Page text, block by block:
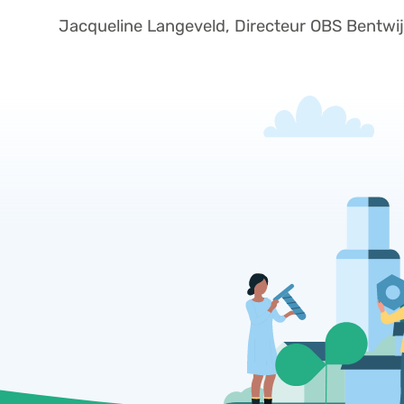
Jacqueline Langeveld, Directeur OBS